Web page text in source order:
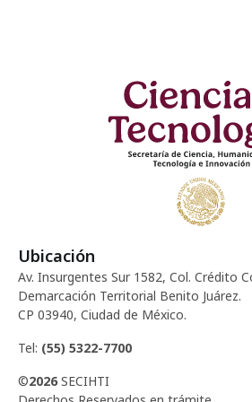
Ubicación
Av. Insurgentes Sur 1582, Col. Crédito
Demarcación Territorial Benito Juárez.
CP 03940, Ciudad de México.
Tel: (55) 5322-7700
©2026 SECIHTI